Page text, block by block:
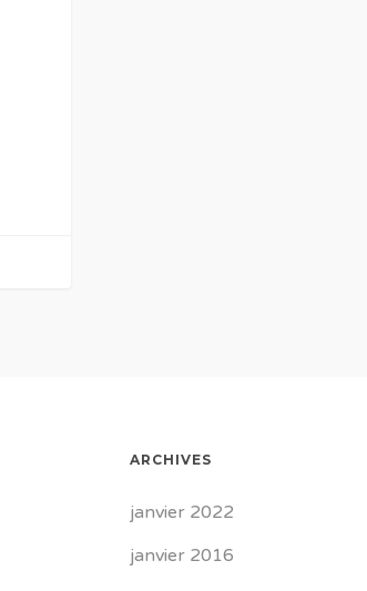
ARCHIVES
janvier 2022
janvier 2016